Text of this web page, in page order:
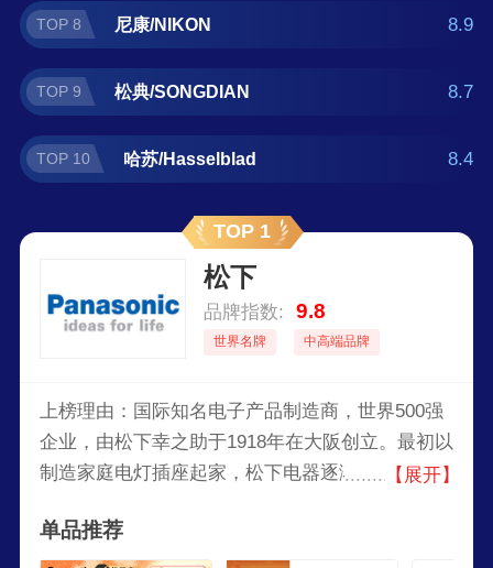
TOP 8 尼康/NIKON 8.9
TOP 9 松典/SONGDIAN 8.7
TOP 10 哈苏/Hasselblad 8.4
TOP 1
松下
品牌指数: 9.8
世界名牌 中高端品牌
上榜理由：国际知名电子产品制造商，世界500强
企业，由松下幸之助于1918年在大阪创立。最初以
制造家庭电灯插座起家，松下电器逐渐发展成为一
【展开】
单品推荐